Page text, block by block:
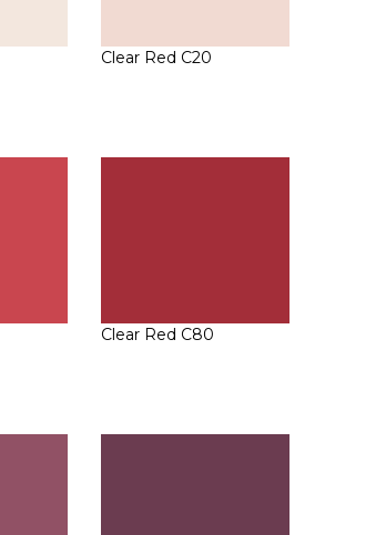
Clear Red C20
Clear Red C80